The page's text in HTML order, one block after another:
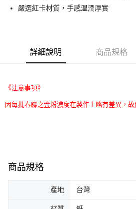
悠遊付
相關說明
【關於「AFTEE先享後付」】
便利好安心！
１．簡單：不需註冊會員、不需綁卡、不需儲值
２．便利：只要手機號碼，簡訊認證，即可結
１．於結帳方式選擇「AFTEE先享後付」後
３．收到繳費通知簡訊後14天內，點擊此簡訊
ATM／網路銀行／等多元方式進行付款，方視
購買商品的店家。未經商家同意取消之訂單仍
每筆NT$70，滿NT$599(含以上)免運費
嚴選紅卡材質，手感溫潤厚實
詳細說明 商品規格
《注意事項》
因每批春聯之金粉濃度在製作上略有差異，故
商品規格
產地 台灣